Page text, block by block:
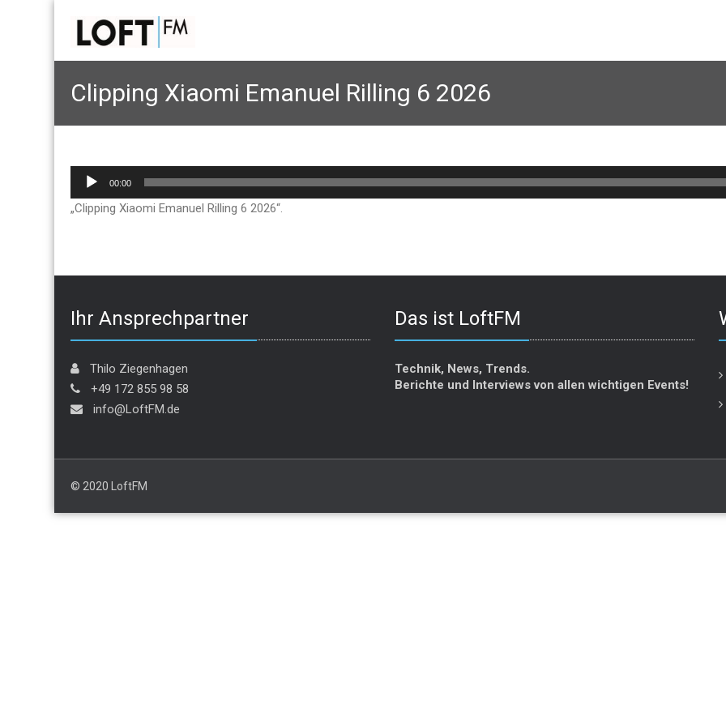
Clipping Xiaomi Emanuel Rilling 6 2026
Audio-
Player
00:00
„Clipping Xiaomi Emanuel Rilling 6 2026“.
Ihr Ansprechpartner
Thilo Ziegenhagen
+49 172 855 98 58
info@LoftFM.de
Das ist LoftFM
Technik, News, Trends.
Berichte und Interviews von allen wichtigen Events!
© 2020 LoftFM